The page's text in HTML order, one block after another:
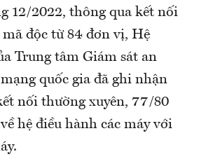
12/2022, thông qua kết nối
mã độc từ 84 đơn vị, Hệ
Trung tâm Giám sát an
quốc gia đã ghi nhận
nối thường xuyên, 77/80
hệ điều hành các máy với